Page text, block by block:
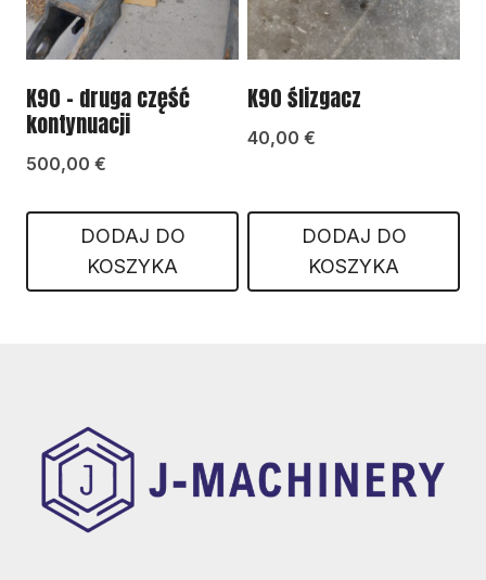
K90 – druga część
kontynuacji
500,00 €
DODAJ DO
KOSZYKA
K90 ślizgacz
40,00 €
DODAJ DO
KOSZYKA